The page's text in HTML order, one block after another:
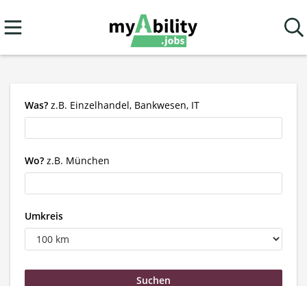
Was? z.B. Einzelhandel, Bankwesen, IT
Wo? z.B. München
Umkreis